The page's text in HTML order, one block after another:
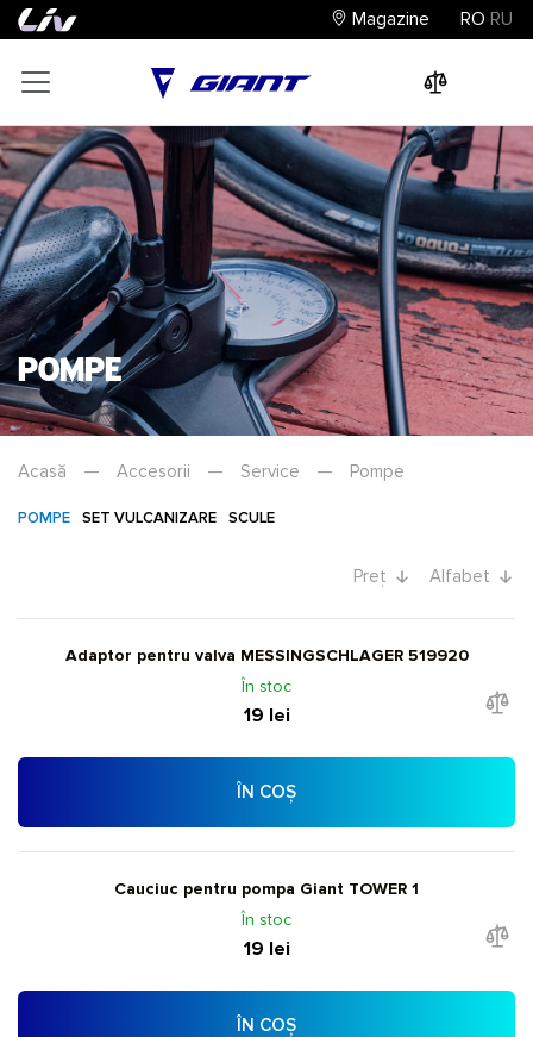
Magazine RO RU
Pompe
Acasă — Accesorii — Service — Pompe
POMPE SET VULCANIZARE SCULE
Preț Alfabet
Adaptor pentru valva MESSINGSCHLAGER 519920
În stoc
19 lei
ÎN COȘ
Cauciuc pentru pompa Giant TOWER 1
În stoc
19 lei
ÎN COȘ